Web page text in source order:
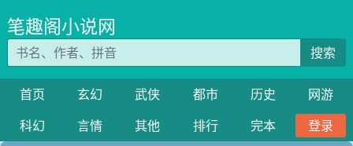
笔趣阁小说网
搜索
首页 玄幻 武侠 都市 历史
网游
科幻
言情 其他 排行 完本
登录